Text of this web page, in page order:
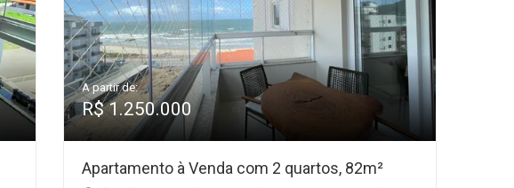
A partir de:
R$ 1.250.000
Apartamento à Venda com 2 quartos, 82m²